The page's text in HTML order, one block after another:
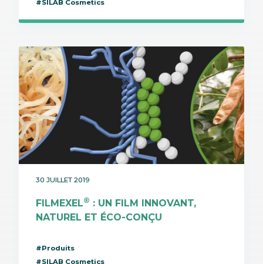
#SILAB Cosmetics
30 JUILLET 2019
FILMEXEL® : UN FILM INNOVANT,
NATUREL ET ÉCO-CONÇU
#Produits
#SILAB Cosmetics